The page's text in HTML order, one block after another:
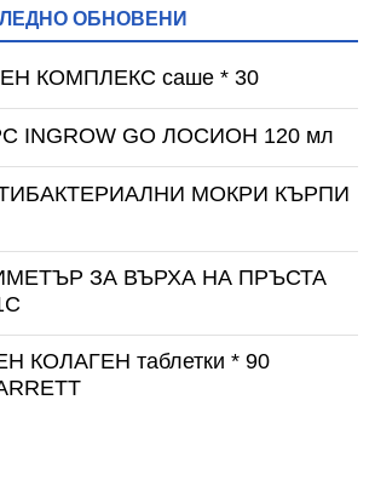
ОБНОВЕНИ
КОМПЛЕКС саше * 30
INGROW GO ЛОСИОН 120 мл
МОКРИ КЪРПИ
ЗА ВЪРХА НА ПРЪСТА
КОЛАГЕН таблетки * 90